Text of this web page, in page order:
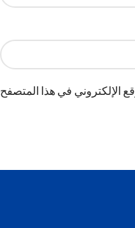
الإلكتروني في هذا المتصفح